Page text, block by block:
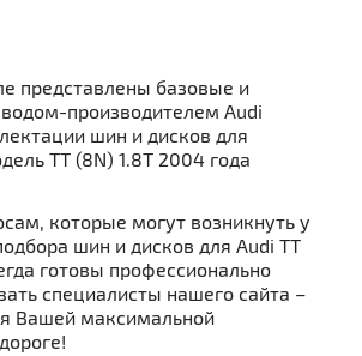
представлены базовые и
производителем Audi
шин и дисков для
TT (8N) 1.8T 2004 года
которые могут возникнуть у
шин и дисков для Audi TT
готовы профессионально
специалисты нашего сайта –
Вашей максимальной